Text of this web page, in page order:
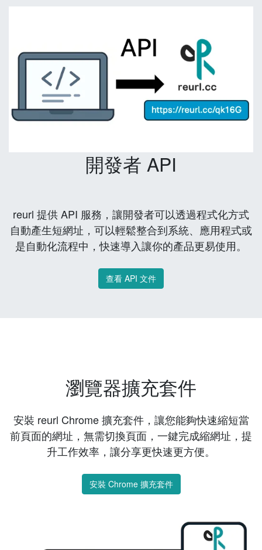
開發者 API
reurl 提供 API 服務，讓開發者可以透過程式化方式
自動產生短網址，可以輕鬆整合到系統、應用程式或
是自動化流程中，快速導入讓你的產品更易使用。
查看 API 文件
瀏覽器擴充套件
安裝 reurl Chrome 擴充套件，讓您能夠快速縮短當
前頁面的網址，無需切換頁面，一鍵完成縮網址，提
升工作效率，讓分享更快速更方便。
安裝 Chrome 擴充套件